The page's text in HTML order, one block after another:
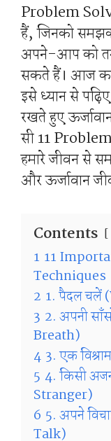
Problem
हैं, जिनको
अपने-आप को
सकते हैं। आज का
इसे ध्यान से
रखते हुए
सी 11
हमारे जीवन से
और ऊर्जावान
Contents
1 11
Techniques
2 1. पैदल चलें
3 2. अपनी
Breath)
4 3. एक
5 4. किसी
Stranger)
6 5. अपने
Talk)